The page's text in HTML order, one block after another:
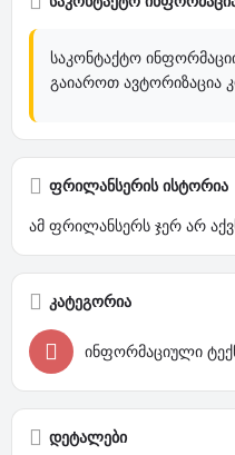
საკონტაქტო
გაიაროთ ავტორიზაცია
ფრილანსერის ისტორია
ამ ფრილანსერს ჯერ არ
კატეგორია
ინფორმაციული
დეტალები